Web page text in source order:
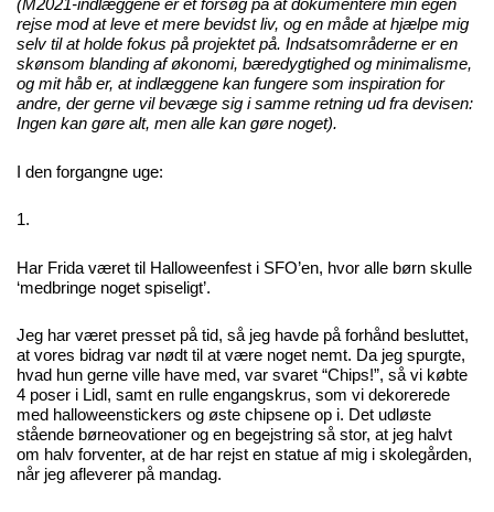
(M2021-indlæggene er et forsøg på at dokumentere min egen
rejse mod at leve et mere bevidst liv, og en måde at hjælpe mig
selv til at holde fokus på projektet på. Indsatsområderne er en
skønsom blanding af økonomi, bæredygtighed og minimalisme,
og mit håb er, at indlæggene kan fungere som inspiration for
andre, der gerne vil bevæge sig i samme retning ud fra devisen:
Ingen kan gøre alt, men alle kan gøre noget).
I den forgangne uge:
1.
Har Frida været til Halloweenfest i SFO’en, hvor alle børn skulle
‘medbringe noget spiseligt’.
Jeg har været presset på tid, så jeg havde på forhånd besluttet,
at vores bidrag var nødt til at være noget nemt. Da jeg spurgte,
hvad hun gerne ville have med, var svaret “Chips!”, så vi købte
4 poser i Lidl, samt en rulle engangskrus, som vi dekorerede
med halloweenstickers og øste chipsene op i. Det udløste
stående børneovationer og en begejstring så stor, at jeg halvt
om halv forventer, at de har rejst en statue af mig i skolegården,
når jeg afleverer på mandag.